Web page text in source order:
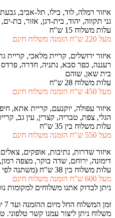
איזור רמלה, לוד, בילו, תל-אביב,
גני תקווה, יהוד, בית-דגן, אזור, בת-ים,
עלות משלוח 15 ש"ח
מעל 220 ש"ח הזמנה משלוח חינם
איזור ירושלים, קריית מלאכי, קריית
רעננה, כפר סבא, נתניה, חדרה, פרדס
בית שאן, שוהם
עלות משלוח 28 ש"ח
מעל 450 ש"ח הזמנה משלוח חינם
איזור עפולה, יוקנעם, קריית אתא,
הגלי, צפת, טבריה, קצרין, עין גב,
עלות משלוח בין 35 ש"ח
מעל 550 ש"ח הזמנה משלוח חינם
איזור שדרות, נתיבות, אופקים,
דימונה, ירוחם, שדה בוקר, מצפה
עלות משלוח בין 38 ש"ח (משתנה לפי איזור)
מעל 600 ש"ח הזמנה משלוח חינם
ניתן לבדוק אתנו משלוחים למקומות
משלוח ניתן ליצור עמנו קשר טלפוני.